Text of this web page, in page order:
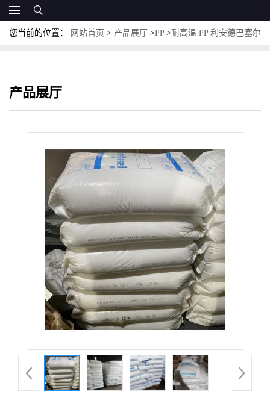
您当前的位置： 网站首页 > 产品展厅 >PP >耐高温 PP 利安德巴塞尔
产品展厅